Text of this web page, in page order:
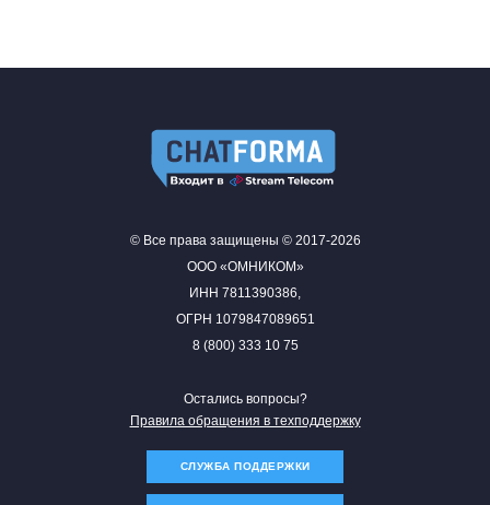
© Все права защищены © 2017-2026
ООО «ОМНИКОМ»
ИНН 7811390386,
ОГРН 1079847089651
8 (800) 333 10 75
Остались вопросы?
СЛУЖБА ПОДДЕРЖКИ
Правила обращения в техподдержку